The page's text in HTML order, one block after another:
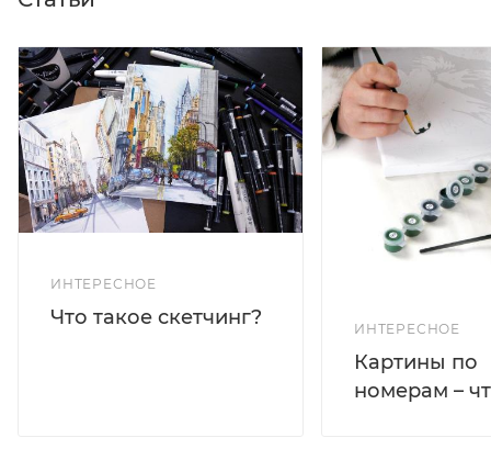
ИНТЕРЕСНОЕ
Что такое скетчинг?
ИНТЕРЕСНОЕ
Картины по
номерам –